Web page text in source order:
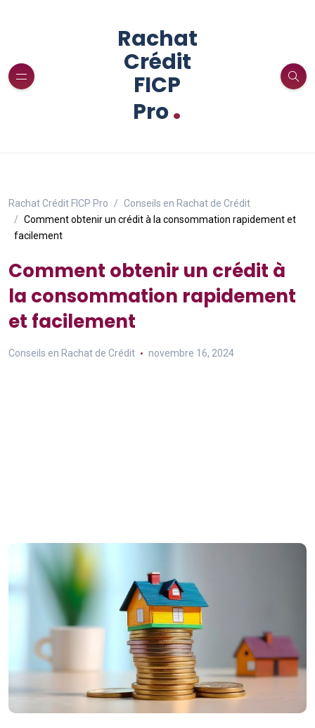
Rachat
Crédit
FICP
Pro.
Rachat Crédit FICP Pro
Conseils en Rachat de Crédit
Comment obtenir un crédit à la consommation rapidement et
facilement
Comment obtenir un crédit à
la consommation rapidement
et facilement
Conseils en Rachat de Crédit novembre 16, 2024